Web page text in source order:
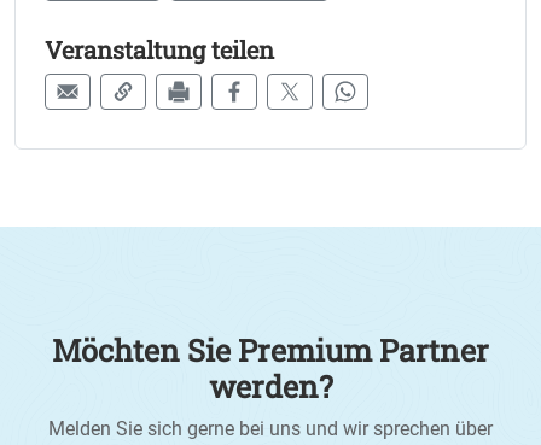
Veranstaltung teilen
Möchten Sie Premium Partner
werden?
Melden Sie sich gerne bei uns und wir sprechen über